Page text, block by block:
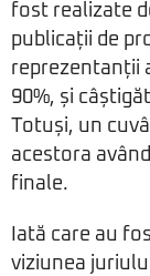
fost realizate
publicații de
reprezentanții
90%, și
Totuși, un
acestora
finale.
Iată care au
viziunea